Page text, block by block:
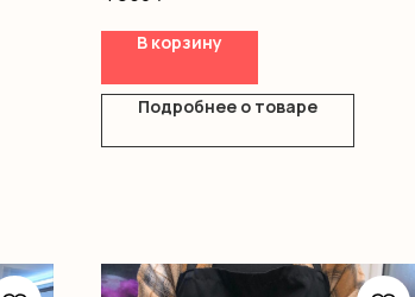
Оформление
В корзину
Подробнее о товаре